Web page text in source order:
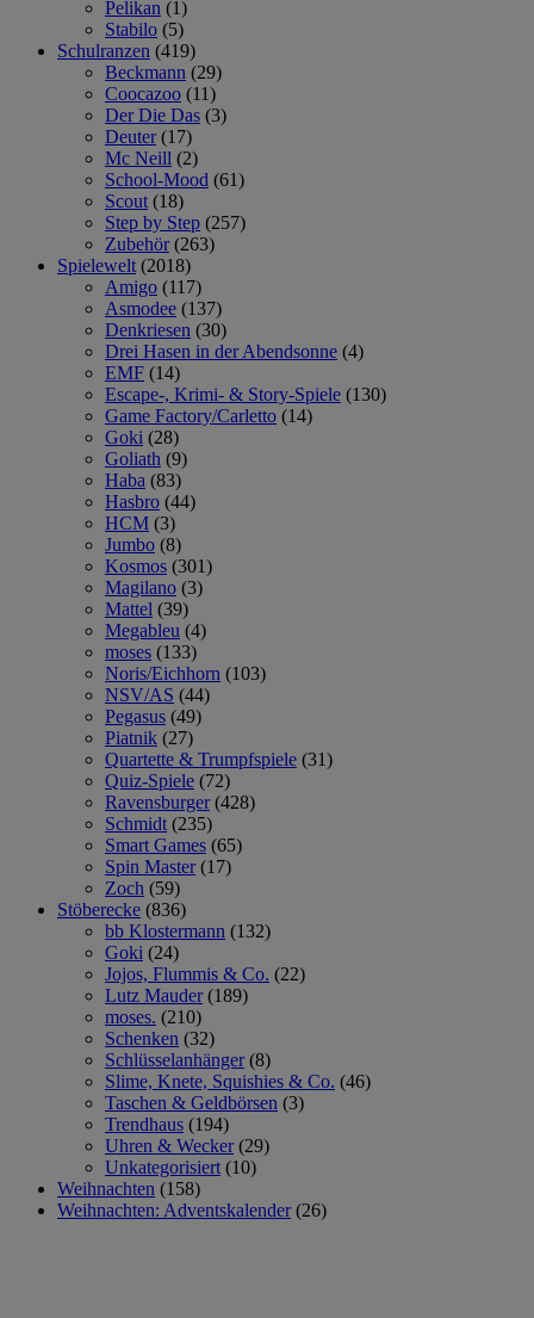
Pelikan (1)
Stabilo (5)
Schulranzen (419)
Beckmann (29)
Coocazoo (11)
Der Die Das (3)
Deuter (17)
Mc Neill (2)
School-Mood (61)
Scout (18)
Step by Step (257)
Zubehör (263)
Spielewelt (2018)
Amigo (117)
Asmodee (137)
Denkriesen (30)
Drei Hasen in der Abendsonne (4)
EMF (14)
Escape-, Krimi- & Story-Spiele (130)
Game Factory/Carletto (14)
Goki (28)
Goliath (9)
Haba (83)
Hasbro (44)
HCM (3)
Jumbo (8)
Kosmos (301)
Magilano (3)
Mattel (39)
Megableu (4)
moses (133)
Noris/Eichhorn (103)
NSV/AS (44)
Pegasus (49)
Piatnik (27)
Quartette & Trumpfspiele (31)
Quiz-Spiele (72)
Ravensburger (428)
Schmidt (235)
Smart Games (65)
Spin Master (17)
Zoch (59)
Stöberecke (836)
bb Klostermann (132)
Goki (24)
Jojos, Flummis & Co. (22)
Lutz Mauder (189)
moses. (210)
Schenken (32)
Schlüsselanhänger (8)
Slime, Knete, Squishies & Co. (46)
Taschen & Geldbörsen (3)
Trendhaus (194)
Uhren & Wecker (29)
Unkategorisiert (10)
Weihnachten (158)
Weihnachten: Adventskalender (26)